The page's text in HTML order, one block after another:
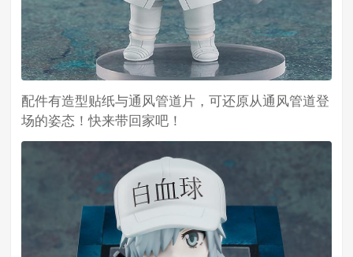
配件有造型贴纸与通风管道片，可还原从通风管道登
场的姿态！快来带回家吧！